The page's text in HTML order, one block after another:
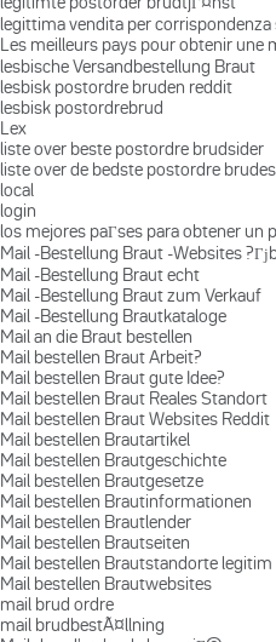
legittima vendita per corrispondenza
Les meilleurs pays pour obtenir
lesbische Versandbestellung Braut
lesbisk postordre bruden reddit
lesbisk postordrebrud
Lex
liste over beste postordre brudsider
liste over de bedste postordre
local
login
los mejores paГ­ses para obtener un
Mail -Bestellung Braut -Websites
Mail -Bestellung Braut echt
Mail -Bestellung Braut zum Verkauf
Mail -Bestellung Brautkataloge
Mail an die Braut bestellen
Mail bestellen Braut Arbeit?
Mail bestellen Braut gute Idee?
Mail bestellen Braut Reales Standort
Mail bestellen Braut Websites Reddit
Mail bestellen Brautartikel
Mail bestellen Brautgeschichte
Mail bestellen Brautgesetze
Mail bestellen Brautinformationen
Mail bestellen Brautlender
Mail bestellen Brautseiten
Mail bestellen Brautstandorte legitim
Mail bestellen Brautwebsites
mail brud ordre
mail brudbestÃ¤llning